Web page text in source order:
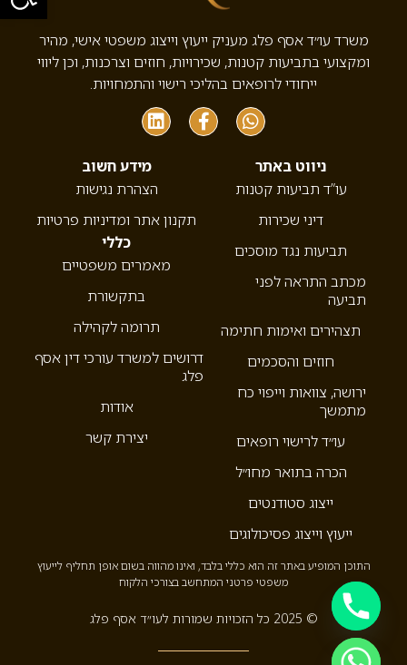
משרד עו״ד אסף פלג מעניק ייעוץ וייצוג משפטי אישי, מהיר
ומקצועי בתביעות קטנות, שכירויות, חוזים וצרכנות, וכן ליווי
ייחודי לרופאים בהליכי רישוי והתמחויות.
ניווט באתר
עו”ד תביעות קטנות
דיני שכירות
תביעות נגד מוסכים
מכתב התראה לפני
תביעה
תצהירים ואימות חתימה
חוזים והסכמים
ירושה, צוואות וייפוי כח
מתמשך
עו״ד לרישוי רופאים
הכרה בתואר מחו״ל
ייצוג סטודנטים
ייעוץ וייצוג פסיכולוגים
מידע חשוב
הצהרת נגישות
תקנון אתר ומדיניות פרטיות
כללי
מאמרים משפטיים
בתקשורת
תרומה לקהילה
דרושים למשרד עורכי דין אסף
פלג
אודות
יצירת קשר
התוכן המופיע באתר זה הוא כללי בלבד, ואינו מהווה בשום אופן תחליף לייעוץ
משפטי פרטני המתחשב בצורכי הלקוח
© 2025 כל הזכויות שמורות לעו״ד אסף פלג